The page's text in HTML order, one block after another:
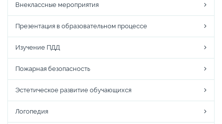
Внеклассные мероприятия
Презентация в образовательном процессе
Изучение ПДД
Пожарная безопасность
Эстетическое развитие обучающихся
Логопедия